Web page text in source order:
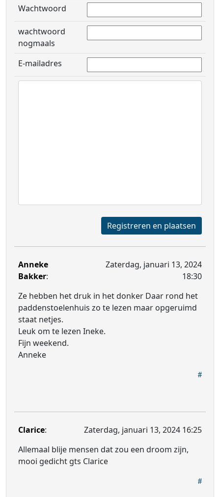
Wachtwoord
wachtwoord
nogmaals
E-mailadres
Registreren en plaatsen
Anneke
Bakker:
Zaterdag, januari 13, 2024
18:30
Ze hebben het druk in het donker Daar rond het
paddenstoelenhuis zo te lezen maar opgeruimd
staat netjes.
Leuk om te lezen Ineke.
Fijn weekend.
Anneke
Clarice:
Zaterdag, januari 13, 2024 16:25
Allemaal blije mensen dat zou een droom zijn,
mooi gedicht gts Clarice